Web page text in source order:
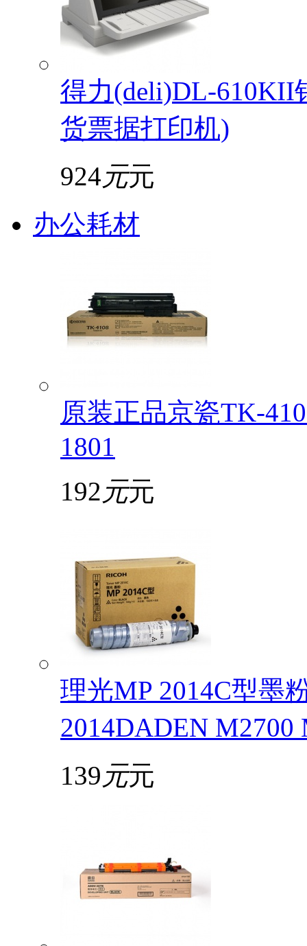
得力(deli)DL-610KII
货票据打印机)
924元元
办公耗材
原装正品京瓷TK-
1801
192 元元
理光MP 2014C型墨
2014DADEN
139 元元